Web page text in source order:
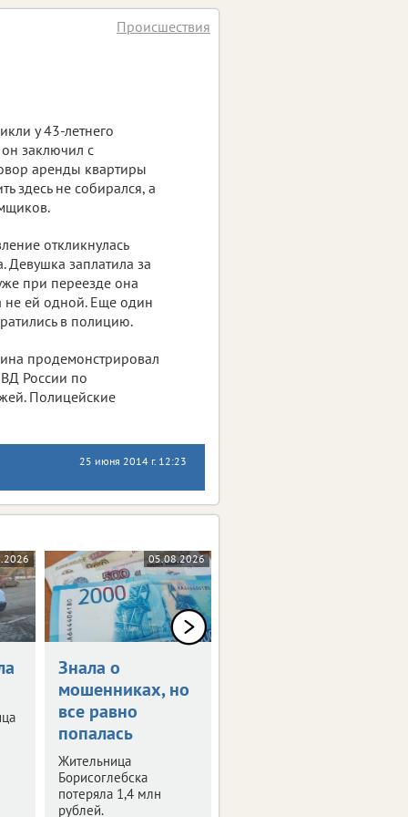
Происшествия
у 43-летнего
заключил с
аренды квартиры
здесь не собирался, а
откликнулась
Девушка заплатила за
при переезде она
не ей одной. Еще один
в полицию.
продемонстрировал
России по
Полицейские
25 июня 2014 г. 12:23
05.08.2026
Знала о
мошенниках, но
все равно
попалась
Жительница
Борисоглебска
потеряла 1,4 млн
рублей.